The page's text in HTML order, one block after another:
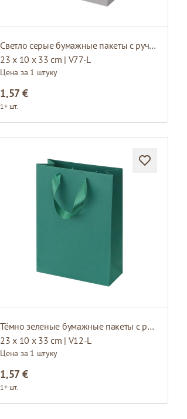
Светло серые бумажные пакеты с ручками из атласной ленты
23 x 10 x 33 cm | V77-L
Цена за 1 штуку
1,57 €
1+ шт.
Тёмно зеленые бумажные пакеты с ручками из атласной ленты
23 x 10 x 33 cm | V12-L
Цена за 1 штуку
1,57 €
1+ шт.